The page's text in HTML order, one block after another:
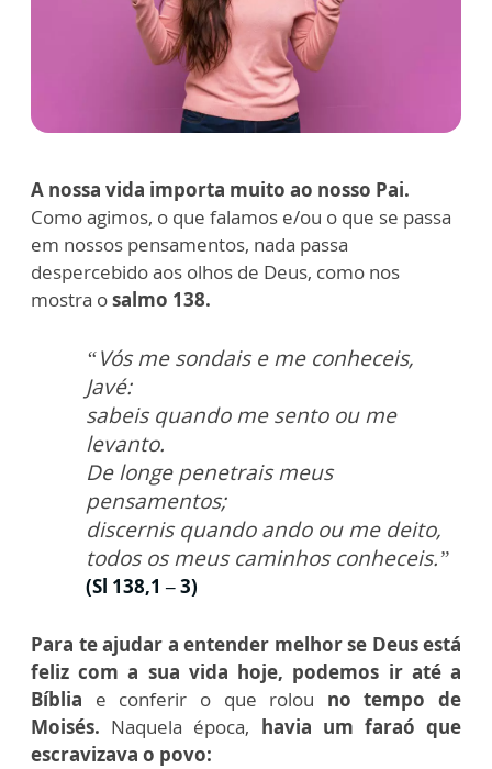
A nossa vida importa muito ao nosso Pai.
Como agimos, o que falamos e/ou o que se passa
em nossos pensamentos, nada passa
despercebido aos olhos de Deus, como nos
mostra osalmo 138.
“Vós me sondais e me conheceis,
Javé:
sabeis quando me sento ou me
levanto.
De longe penetrais meus
pensamentos;
discernis quando ando ou me deito,
todos os meus caminhos conheceis.”
(Sl 138,1 – 3)
Para te ajudar a entender melhor se Deus está
feliz com a sua vida hoje, podemos ir até a
Bíblia e conferir o que rolou no tempo de
Moisés. Naquela época, havia um faraó que
escravizava o povo: